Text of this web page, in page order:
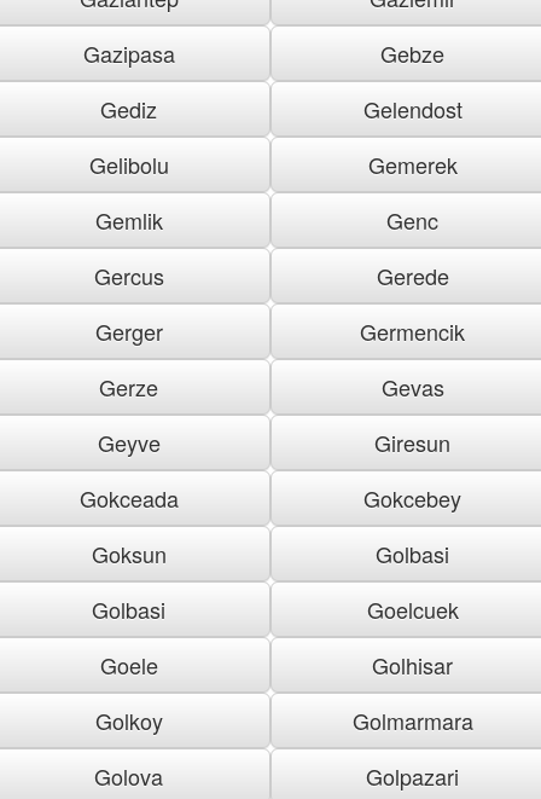
Gazipasa
Gebze
Gediz
Gelendost
Gelibolu
Gemerek
Gemlik
Genc
Gercus
Gerede
Gerger
Germencik
Gerze
Gevas
Geyve
Giresun
Gokceada
Gokcebey
Goksun
Golbasi
Golbasi
Goelcuek
Goele
Golhisar
Golkoy
Golmarmara
Golova
Golpazari